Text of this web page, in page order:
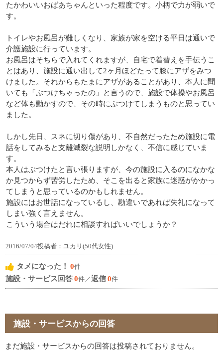
たかわいいおばあちゃんといった程度です。小柄で力が弱いで
す。
トイレやお風呂が難しくなり、家族が家を空ける平日は通いで
介護施設に行っています。
お風呂はそちらで入れてくれますが、自宅で着替えを手伝うこ
とはあり、施設に通い出して2ヶ月ほどたって膝にアザをみつ
けました。それからもたまにアザがあることがあり、本人に聞
いても「ぶつけちゃったの」と言うので、施設で体操やお風呂
など体も動かすので、その時にぶつけてしまうものと思ってい
ました。
しかし先日、スネに切り傷があり、不自然だったため施設に電
話をしてみると支離滅裂な説明しかなく、不信に感じていま
す。
本人はぶつけたと言い張りますが、今の施設に入るのになかな
か見つからず苦労したため、そこを出ると家族に迷惑がかかっ
てしまうと思っているのかもしれません。
施設にはお世話になっているし、勘違いであれば失礼になって
しまい強く言えません。
こういう場合はだれに相談すればいいでしょうか？
2016/07/04投稿者：ユカリ(50代女性)
タメになった！ 0件
施設・サービス回答0件／返信0件
施設・サービスからの回答
まだ施設・サービスからの回答は投稿されておりません。